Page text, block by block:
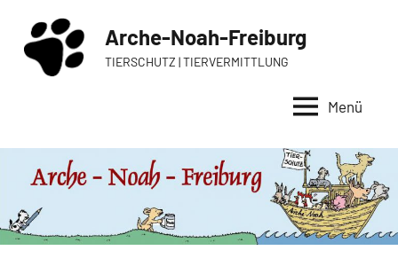
Inhalt
springen
Arche-Noah-Freiburg
TIERSCHUTZ | TIERVERMITTLUNG
Menü